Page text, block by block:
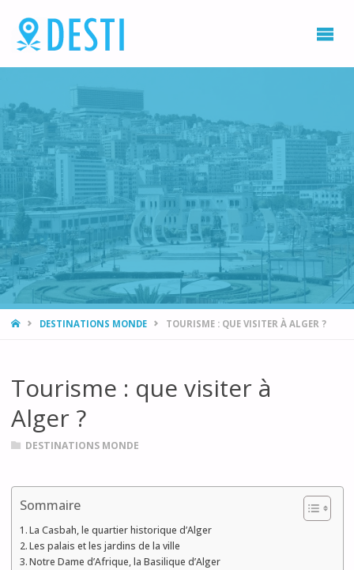
voyage
et
destination
vacances
HOMEDESTINATIONS MONDE TOURISME : QUE VISITER À ALGER ?
Tourisme : que visiter à
Alger ?
DESTINATIONS MONDE
Sommaire
La Casbah, le quartier historique d’Alger
Les palais et les jardins de la ville
Notre Dame d’Afrique, la Basilique d’Alger